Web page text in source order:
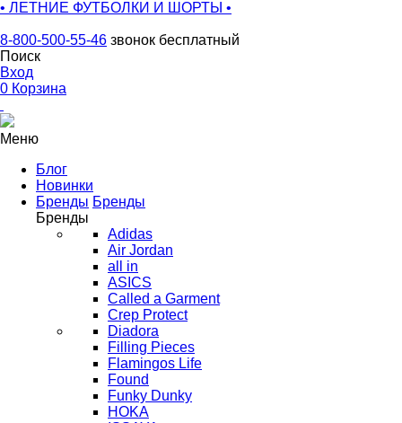
• ЛЕТНИЕ ФУТБОЛКИ И ШОРТЫ •
8-800-500-55-46 звонок бесплатный
Поиск
Вход
0 Корзина
Меню
Блог
Новинки
Бренды Бренды
Бренды
Adidas
Air Jordan
all in
ASICS
Called a Garment
Crep Protect
Diadora
Filling Pieces
Flamingos Life
Found
Funky Dunky
HOKA